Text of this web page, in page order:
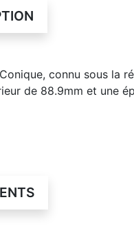
connu sous la
de 88.9mm et une